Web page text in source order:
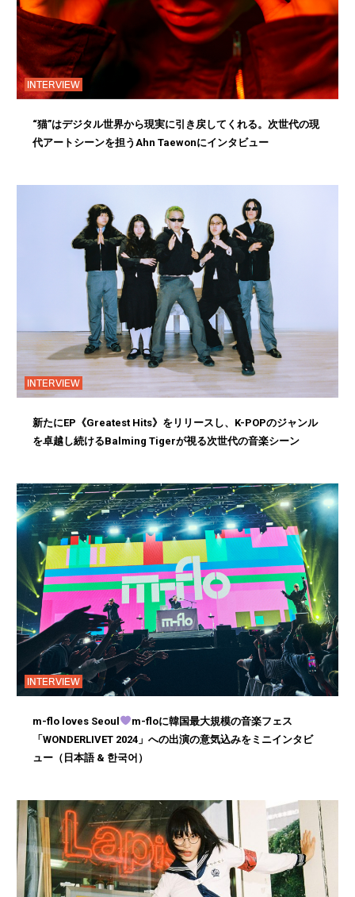
INTERVIEW
“猫”はデジタル世界から現実に引き戻してくれる。次世代の現
代アートシーンを担うAhn Taewonにインタビュー
INTERVIEW
新たにEP《Greatest Hits》をリリースし、K-POPのジャンル
を卓越し続けるBalming Tigerが視る次世代の音楽シーン
INTERVIEW
m-flo loves Seoul
m-floに韓国最大規模の音楽フェス
「WONDERLIVET 2024」への出演の意気込みをミニインタビ
ュー（日本語 & 한국어）